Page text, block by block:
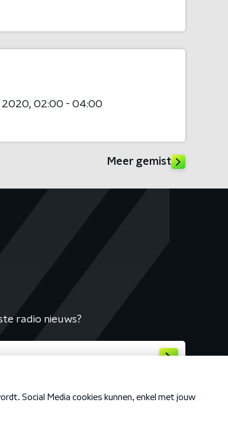
2020 02:00 - 04:00
Meer gemist
radio nieuws?